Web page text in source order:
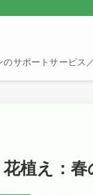
サポートサービス
花植え：